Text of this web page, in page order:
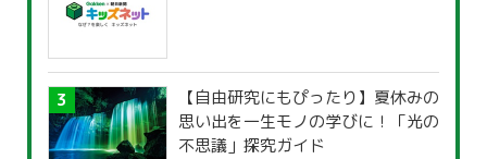
【自由研究にもぴったり】夏休みの
思い出を一生モノの学びに！「光の
不思議」探究ガイド